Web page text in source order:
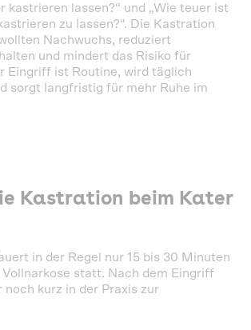
kastrieren lassen?“ und „Wie teuer ist
zu lassen?“. Die Kastration
Nachwuchs, reduziert
und mindert das Risiko für
Eingriff ist Routine, wird täglich
sorgt langfristig für mehr Ruhe im
Kastration beim Kater
in der Regel nur 15 bis 30 Minuten
statt. Nach dem Eingriff
noch kurz in der Praxis zur